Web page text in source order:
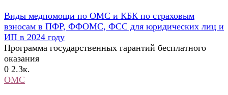
Виды медпомощи по ОМС и КБК по страховым
взносам в ПФР, ФФОМС, ФСС для юридических лиц и
ИП в 2024 году
Программа государственных гарантий бесплатного
оказания
0 2.3к.
ОМС